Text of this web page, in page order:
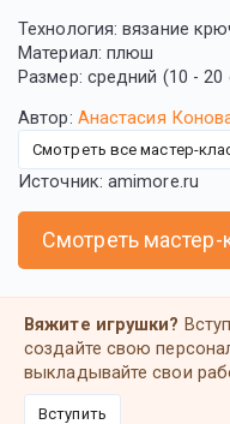
Технология: вязание
Материал: плюш
Размер: средний (10 - 20
Автор: Анастасия
Смотреть все мастер-
Источник: amimore.ru
Смотреть мастер-
Вяжите игрушки?
создайте свою
выкладывайте свои
Вступить